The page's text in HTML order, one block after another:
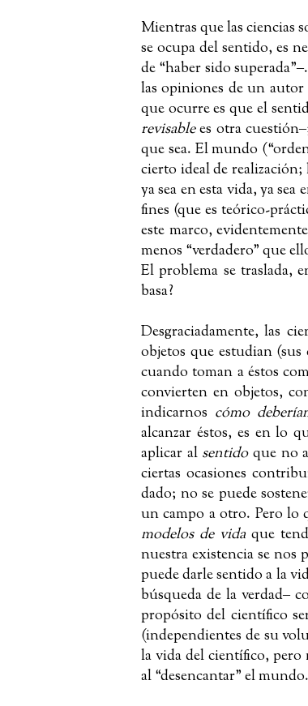
Mientras que las ciencias
se ocupa del sentido, es
de “haber sido superada”‒
las opiniones de un
que ocurre es que el
revisablees otra cuestión‒
que sea. El mundo
cierto ideal de
ya sea en esta vida, ya
fines (que es teórico-
este marco,
menos “verdadero” que
El problema se traslada,
basa?
Desgraciadamente, las
objetos que estudian
cuando toman a éstos
convierten en objetos,
indicarnos cómo
alcanzar éstos, es en lo
aplicar al sentidoque no
ciertas ocasiones
dado; no se puede
un campo a otro. Pero lo
modelos de vidaque
nuestra existencia se nos
puede darle sentido a la
búsqueda de la verdad‒
propósito del científico
(independientes de su
la vida del científico,
al “desencantar” el mundo.